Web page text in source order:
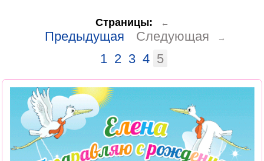
Страницы: ←
Предыдущая Следующая →
1 2 3 4 5